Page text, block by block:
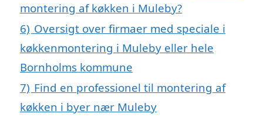
montering af køkken i Muleby?
6) Oversigt over firmaer med speciale i
køkkenmontering i Muleby eller hele
Bornholms kommune
7) Find en professionel til montering af
køkken i byer nær Muleby